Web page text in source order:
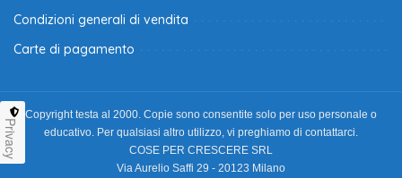
Condizioni generali di vendita
Carte di pagamento
Copyright testa al 2000. Copie sono consentite solo per uso personale o
educativo. Per qualsiasi altro utilizzo, vi preghiamo di contattarci.
COSE PER CRESCERE SRL
Via Aurelio Saffi 29 - 20123 Milano
Privacy